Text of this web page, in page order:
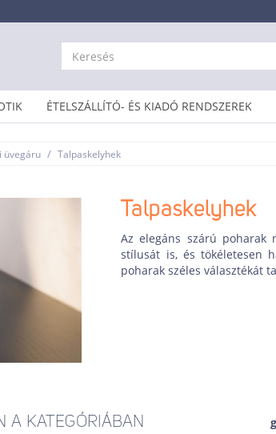
ÉTELSZÁLLÍTÓ- ÉS KIADÓ RENDSZEREK
üvegáru / Talpaskelyhek
Talpaskelyhek
Az elegáns szárú poharak
stílusát is, és tökéletesen
poharak széles választékát
A KATEGÓRIÁBAN